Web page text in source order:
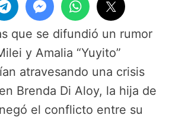
que se difundió un rumor
y Amalia “Yuyito”
atravesando una crisis
Brenda Di Aloy, la hija de
el conflicto entre su